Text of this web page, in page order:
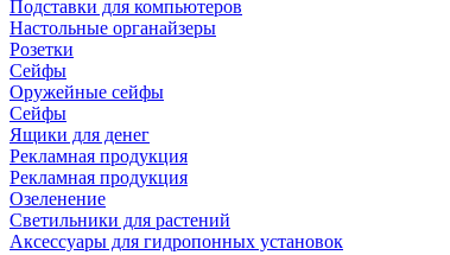
Подставки для компьютеров
Настольные органайзеры
Розетки
Сейфы
Оружейные сейфы
Сейфы
Ящики для денег
Рекламная продукция
Рекламная продукция
Озеленение
Светильники для растений
Аксессуары для гидропонных установок